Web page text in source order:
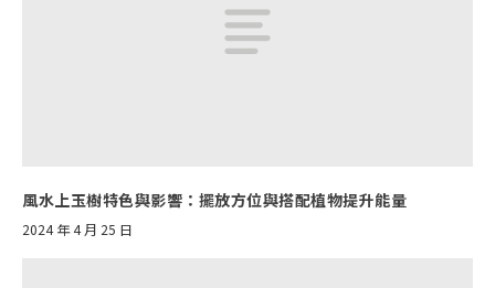
風水上玉樹特色與影響：擺放方位與搭配植物提升能量
2024 年 4 月 25 日